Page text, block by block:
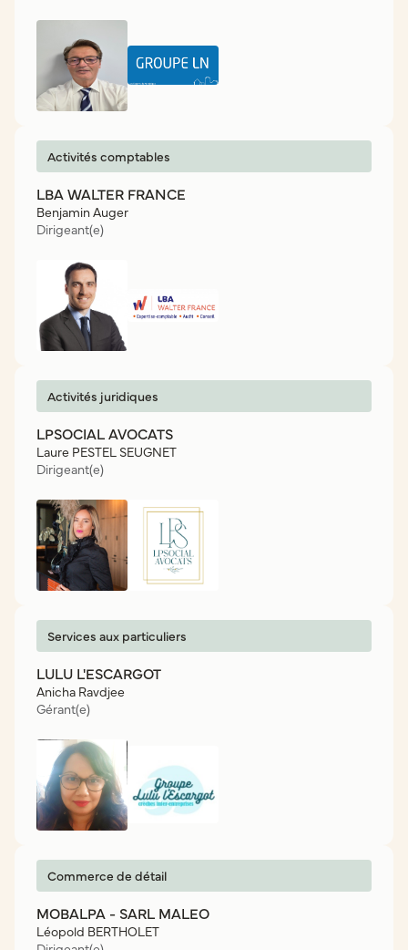
Activités comptables
LBA WALTER FRANCE
Benjamin Auger
Dirigeant(e)
Activités juridiques
LPSOCIAL AVOCATS
Laure PESTEL SEUGNET
Dirigeant(e)
Services aux particuliers
LULU L'ESCARGOT
Anicha Ravdjee
Gérant(e)
Commerce de détail
MOBALPA - SARL MALEO
Léopold BERTHOLET